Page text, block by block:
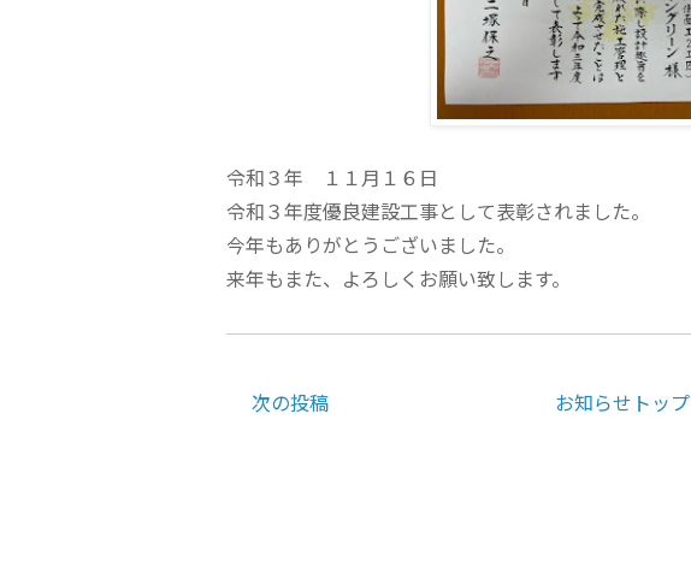
令和３年 １１月１６日
令和３年度優良建設工事として表彰されました。
今年もありがとうございました。
来年もまた、よろしくお願い致します。
次の投稿 お知らせトップ